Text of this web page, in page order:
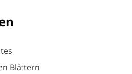
Blättern